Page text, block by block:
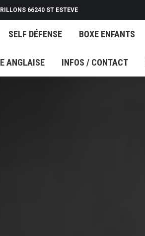
66240 ST ESTEVE
SELF DÉFENSE BOXE ENFANTS
ANGLAISE INFOS / CONTACT
SELF DÉFENSE